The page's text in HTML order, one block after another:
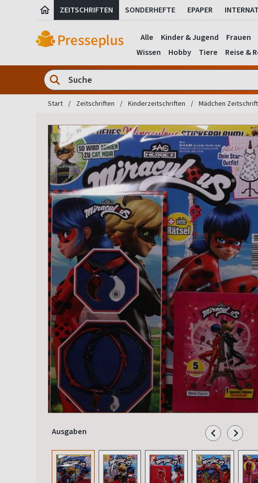
ZEITSCHRIFTEN SONDERHEFTE EPAPER
Alle Kinder & Jugend Frauen
Wissen
Hobby Tiere Reise &
Start Zeitschriften Kinderzeitschriften Mädchen
Ausgaben